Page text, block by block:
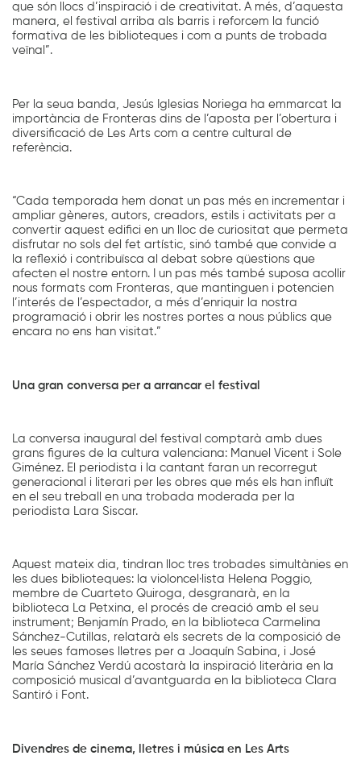
que són llocs d’inspiració i de creativitat. A més, d’aquesta
manera, el festival arriba als barris i reforcem la funció
formativa de les biblioteques i com a punts de trobada
veïnal”.
Per la seua banda, Jesús Iglesias Noriega ha emmarcat la
importància de Fronteras dins de l’aposta per l’obertura i
diversificació de Les Arts com a centre cultural de
referència.
“Cada temporada hem donat un pas més en incrementar i
ampliar gèneres, autors, creadors, estils i activitats per a
convertir aquest edifici en un lloc de curiositat que permeta
disfrutar no sols del fet artístic, sinó també que convide a
la reflexió i contribuïsca al debat sobre qüestions que
afecten el nostre entorn. I un pas més també suposa acollir
nous formats com Fronteras, que mantinguen i potencien
l’interés de l’espectador, a més d’enriquir la nostra
programació i obrir les nostres portes a nous públics que
encara no ens han visitat.”
Una gran conversa per a arrancar el festival
La conversa inaugural del festival comptarà amb dues
grans figures de la cultura valenciana: Manuel Vicent i Sole
Giménez. El periodista i la cantant faran un recorregut
generacional i literari per les obres que més els han influït
en el seu treball en una trobada moderada per la
periodista Lara Siscar.
Aquest mateix dia, tindran lloc tres trobades simultànies en
les dues biblioteques: la violoncel·lista Helena Poggio,
membre de Cuarteto Quiroga, desgranarà, en la
biblioteca La Petxina, el procés de creació amb el seu
instrument; Benjamín Prado, en la biblioteca Carmelina
Sánchez-Cutillas, relatarà els secrets de la composició de
les seues famoses lletres per a Joaquín Sabina, i José
María Sánchez Verdú acostarà la inspiració literària en la
composició musical d’avantguarda en la biblioteca Clara
Santiró i Font.
Divendres de cinema, lletres i música en Les Arts